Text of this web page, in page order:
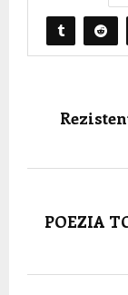
POEZIA